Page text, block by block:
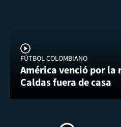
FÚTBOL COLOMBIANO
América venció por la
Caldas fuera de casa